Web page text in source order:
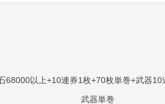
68000以上+10連券1枚+70枚単巻+武器10
武器単巻